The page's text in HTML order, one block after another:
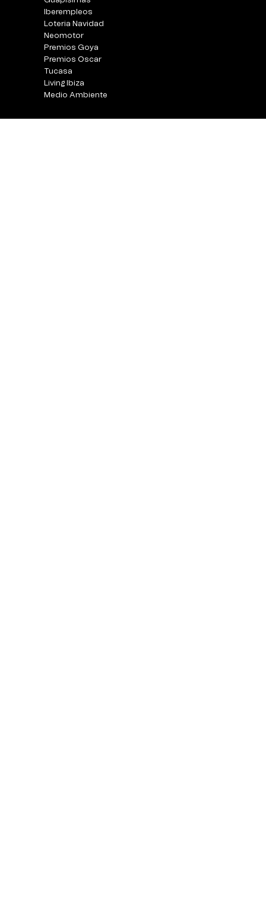
Iberempleos
Loteria Navidad
Neomotor
Premios Goya
Premios Oscar
Tucasa
Living Ibiza
Medio Ambiente